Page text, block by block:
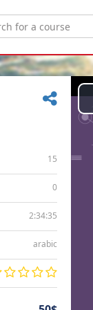
15
0
2:34:35
arabic